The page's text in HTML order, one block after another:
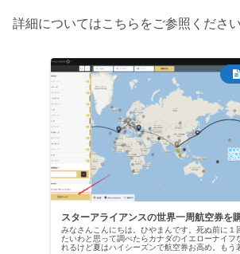
詳細についてはこちらをご参照ください
スターアライアンスの世界一周航空券を
みなさんこんにちは。ひやまんです。死ぬ前に１
たいわと思って調べたらカナダのイエローナイフ
れるけど夏はハイシーズンで航空券お高め。もう